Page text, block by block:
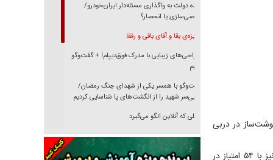
در دربی
صنعت نفت پس از شکست در شیراز با ۵۵ امتیاز در جایگاه سوم ایستاد. آریو اسلامشهر و سایپا نیز با ۵۴ امتیاز در
دنده دولت به واگذاری مسئله‌دار ایران‌خودرو/
خصوصی‌سازی یا انحصار؟
غریزه‌ی بقا و آقای باقی و رفقا
جراحی‌های زیبایی با مدرک فوق‌دیپلم! + گفت‌وگو
با متهم
گفت‌وگو با همسر یکی از شهدای جنگ رمضان/
پیکر بی‌سر شهید را از انگشت‌های پا شناسایی کردیم
نسلی که آنلاین الگو می‌گیرد
گفت‌وگو با آیت‌الله جاودان/ جفای مخالفان مکانت
معنوی رهبر شهید را ارتقا می‌داد